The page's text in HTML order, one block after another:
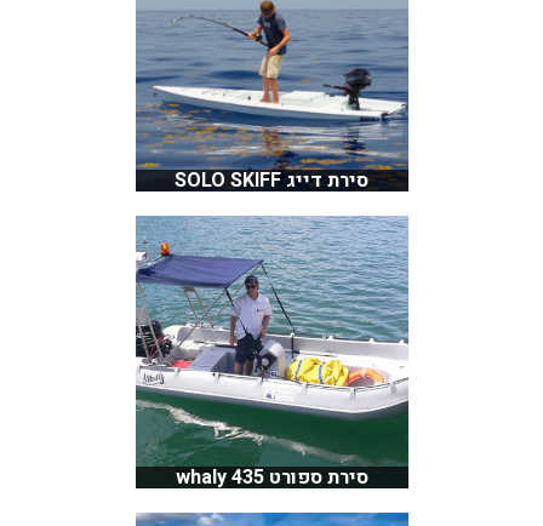
סירת דייג SOLO SKIFF
סירת ספורט whaly 435